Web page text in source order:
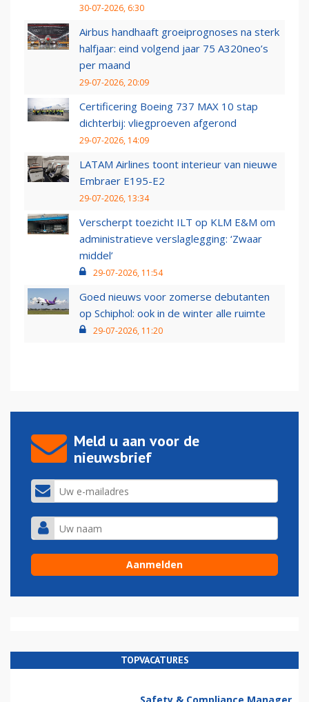
30-07-2026, 6:30
Airbus handhaaft groeiprognoses na sterk
halfjaar: eind volgend jaar 75 A320neo’s
per maand
29-07-2026, 20:09
Certificering Boeing 737 MAX 10 stap
dichterbij: vliegproeven afgerond
29-07-2026, 14:09
LATAM Airlines toont interieur van nieuwe
Embraer E195-E2
29-07-2026, 13:34
Verscherpt toezicht ILT op KLM E&M om
administratieve verslaglegging: ‘Zwaar
middel’
29-07-2026, 11:54
Goed nieuws voor zomerse debutanten
op Schiphol: ook in de winter alle ruimte
29-07-2026, 11:20
Meld u aan voor de
nieuwsbrief
TOPVACATURES